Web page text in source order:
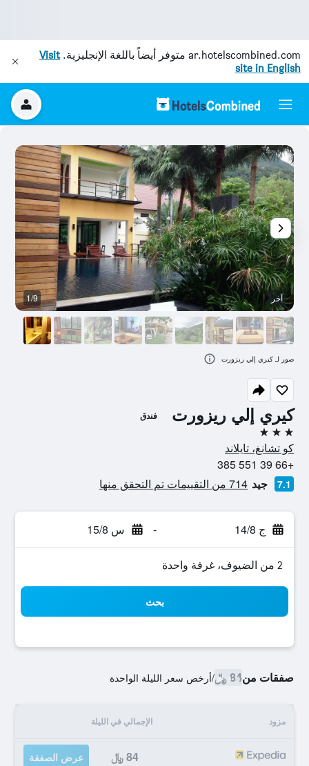
ar.hotelscombined.com متوفر أيضاً باللغة الإنجليزية.Visit
site in English
كيري إلي ريزورت فندق
3 نجوم
كو تشانغ، تايلاند
+66 39 551 385
7.1 جيد 714 من التقييمات تم التحقق منها
ج 14/8 - س 15/8
2 من الضيوف، غرفة واحدة
بحث
صفقات من84 ﷼ /أرخص سعر الليلة الواحدة
مزود الإجمالي في الليلة
84 ﷼ عرض الصفقة
آخر 1/9
صور لـ كيري إلي ريزورت